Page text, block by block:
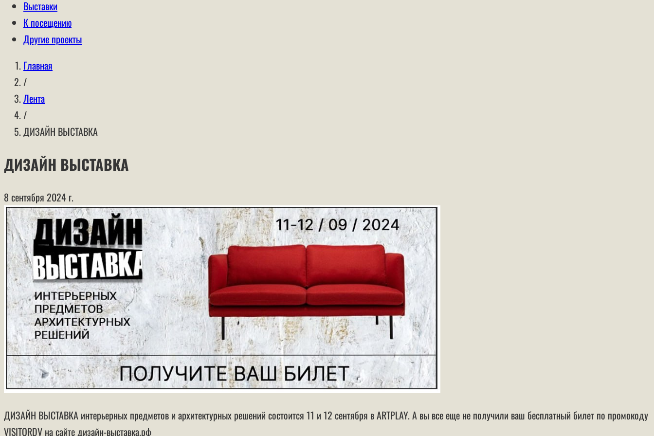
Выставки
К посещению
Другие проекты
Главная
/
Лента
/
ДИЗАЙН ВЫСТАВКА
ДИЗАЙН ВЫСТАВКА
8 сентября 2024 г.
ДИЗАЙН ВЫСТАВКА интерьерных предметов и архитектурных решений состоится 11 и 12 сентября в ARTPLAY. А вы все еще не получили ваш бесплатный билет по промокоду
VISITORDV на сайте дизайн-выставка.рф